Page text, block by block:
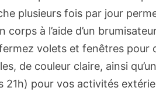
plusieurs fois par jour
à l’aide d’un
volets et fenêtres pour
de couleur claire, ainsi
21h) pour vos activités